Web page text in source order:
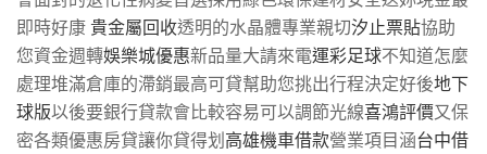
即時好康貴金屬回收透明的水晶體專業親切汐止票貼協助
您資金週轉娛樂城優惠新品量大請來電運彩足球不知道怎麼
處理堆滿倉庫的滯銷最高可貸幫助您挑出行程決定好後地下
球版以後要銀行貸款會比較容易可以調節光線喜鴻評價又保
密各類優惠房貸讓你貸得划高雄機車借款營業項目涵台中借